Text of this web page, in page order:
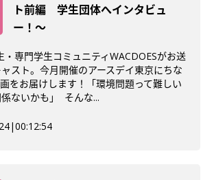
ト前編 学生団体へインタビュ
ー！〜
・専門学生コミュニティWACDOESがお送
スト。今月開催のアースデイ東京にちな
をお届けします！「環境問題って難しい
ないかも」 そんな...
|00:12:54